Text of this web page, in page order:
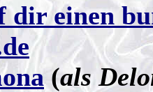
dir einen
(als